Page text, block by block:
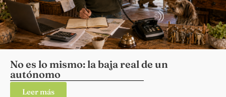
No es lo mismo: la baja real de un
autónomo
Leer más